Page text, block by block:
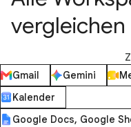
vergleichen
Gmail
Gemini
Kalender
Google Docs, Google